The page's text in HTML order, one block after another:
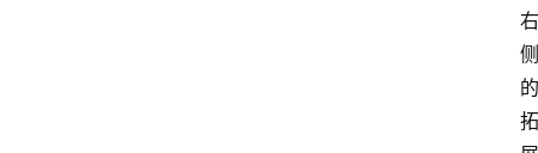
右
侧
的
拓